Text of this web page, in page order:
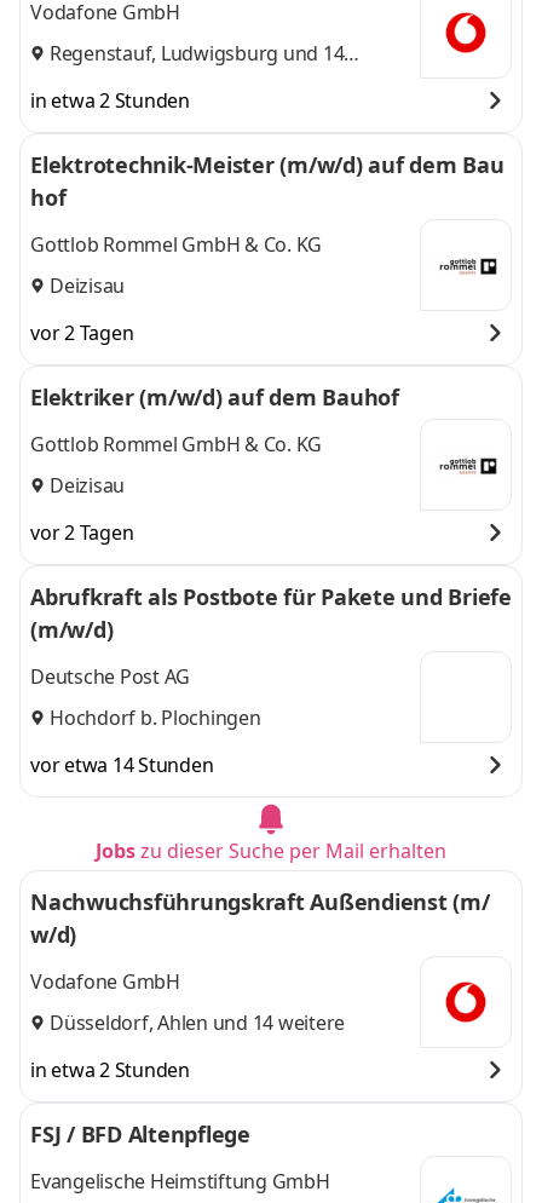
Vodafone GmbH
Regenstauf, Ludwigsburg und 14
in etwa 2 Stunden
Elektrotechnik-Meister (m/w/d) auf dem Bau
hof
Gottlob Rommel GmbH & Co. KG
Deizisau
vor 2 Tagen
Elektriker (m/w/d) auf dem Bauhof
Gottlob Rommel GmbH & Co. KG
Deizisau
vor 2 Tagen
Abrufkraft als Postbote für Pakete und Briefe
(m/w/d)
Deutsche Post AG
Hochdorf b. Plochingen
vor etwa 14 Stunden
Jobszu dieser Suche per Mail erhalten
Nachwuchsführungskraft Außendienst (m/
w/d)
Vodafone GmbH
Düsseldorf,Ahlen und 14 weitere
in etwa 2 Stunden
FSJ / BFD Altenpflege
Evangelische Heimstiftung GmbH